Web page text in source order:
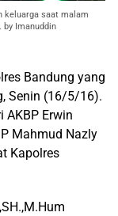
keluarga saat malam
by Imanuddin
Bandung yang
Senin (16/5/16).
AKBP Erwin
Mahmud Nazly
Kapolres